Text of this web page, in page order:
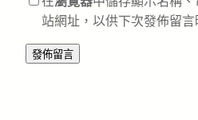
站網址，以供下次發佈留言